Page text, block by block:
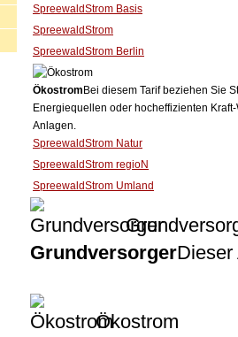
SpreewaldStrom Basis
SpreewaldStrom
SpreewaldStrom Berlin
Ökostrom Bei diesem Tarif beziehen Sie
Energiequellen oder hocheffizienten
Anlagen.
SpreewaldStrom Natur
SpreewaldStrom regioN
SpreewaldStrom Umland
GrundversorgerDieser
Ökostrom